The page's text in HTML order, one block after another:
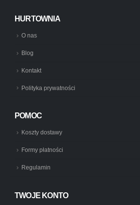
HURTOWNIA
O nas
Blog
Kontakt
Polityka prywatności
POMOC
Koszty dostawy
Formy płatności
Regulamin
TWOJE KONTO